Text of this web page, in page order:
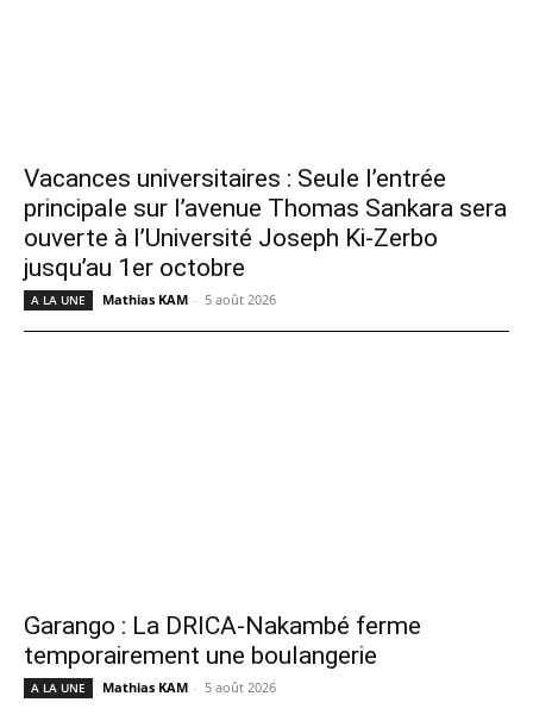
Vacances universitaires : Seule l’entrée
principale sur l’avenue Thomas Sankara sera
ouverte à l’Université Joseph Ki-Zerbo
jusqu’au 1er octobre
A LA UNE Mathias KAM - 5 août 2026
Garango : La DRICA-Nakambé ferme
temporairement une boulangerie
A LA UNE Mathias KAM - 5 août 2026